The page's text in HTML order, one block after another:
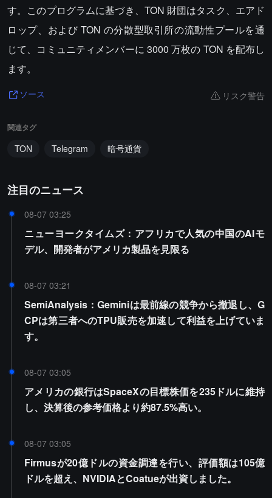
す。このプログラムに基づき、TON 財団はタスク、エアド
ロップ、および TON の分散型取引所の流動性プールを通
じて、コミュニティメンバーに 3000 万枚の TON を配布し
ます。
ソース リスク警告
関連タグ
TON Telegram 暗号通貨
注目のニュース
08-07 03:25
ニューヨークタイムズ：アフリカで人気の中国のAIモ
デル、開発者がアメリカ製品を見限る
08-07 03:21
SemiAnalysis：Geminiは最前線の競争から撤退し、G
CPは第三者へのTPU販売を加速して利益を上げていま
す。
08-07 03:05
アメリカの銀行はSpaceXの目標株価を235ドルに維持
し、決算後の参考価格より約87.5%高い。
08-07 03:05
Firmusが20億ドルの資金調達を行い、評価額は105億
ドルを超え、NVIDIAとCoatueが出資しました。